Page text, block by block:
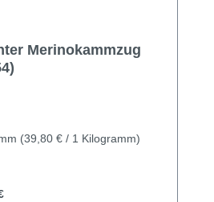
Merinokammzug
(39,80 € / 1 Kilogramm)